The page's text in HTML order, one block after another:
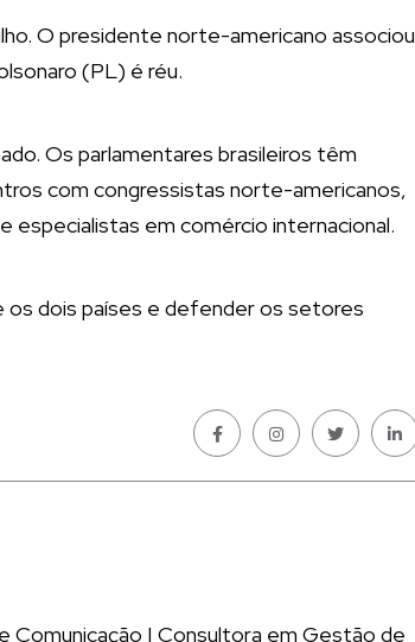
O presidente norte-americano associou
(PL) é réu.
Os parlamentares brasileiros têm
com congressistas norte-americanos,
especialistas em comércio internacional.
os dois países e defender os setores
Comunicação | Consultora em Gestão de